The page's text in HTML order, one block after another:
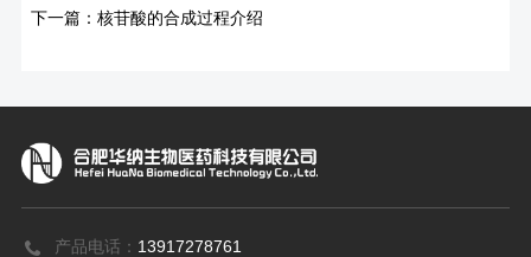
下一篇：核苷酸的合成过程介绍
产品电话： 13917278761